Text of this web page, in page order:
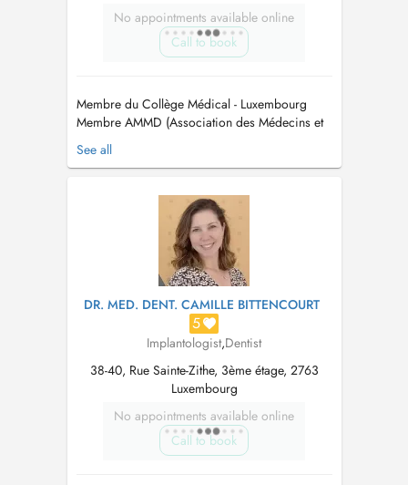
No appointments available online
Call to book
Membre du Collège Médical - Luxembourg
Membre AMMD (Association des Médecins et
Médecins Dentistes) - Luxembourg. Membre
CMD (Cercle des Médecins Dentistes) -
Médicos Dentistas) - Portugal Maitre en
Médicine Dentaire / Mestre em Medicina
Dentaria Maitre en Réhab...
See all
DR. MED. DENT. CAMILLE BITTENCOURT
5
Implantologist,Dentist
38-40, Rue Sainte-Zithe, 3ème étage, 2763
Luxembourg
No appointments available online
Call to book